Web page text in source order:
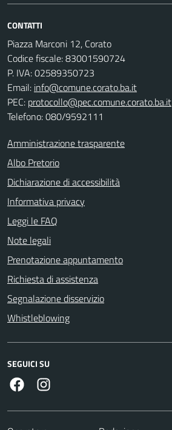
CONTATTI
Piazza Marconi 12, Corato
Codice fiscale: 83001590724
P. IVA: 02589350723
Email: info@comune.corato.ba.it
PEC: protocollo@pec.comune.corato.ba.it
Telefono: 080/9592111
Amministrazione trasparente
Albo Pretorio
Dichiarazione di accessibilità
Informativa privacy
Leggi le FAQ
Note legali
Prenotazione appuntamento
Richiesta di assistenza
Segnalazione disservizio
Whistleblowing
SEGUICI SU
Facebook